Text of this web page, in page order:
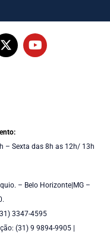
– Sexta das 8h as 12h/ 13h
– Belo Horizonte|MG –
3347-4595
(31) 9 9894-9905 |